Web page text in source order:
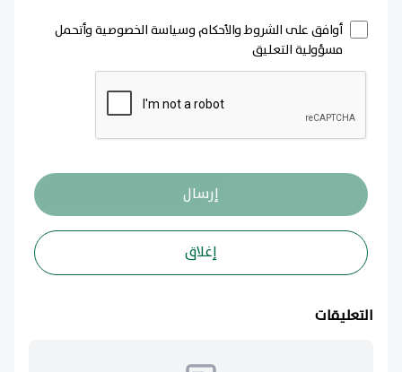
أوافق على الشروط والأحكام وسياسة الخصوصية وأتحمل
مسؤولية التعليق
إرسال
إغلاق
التعليقات